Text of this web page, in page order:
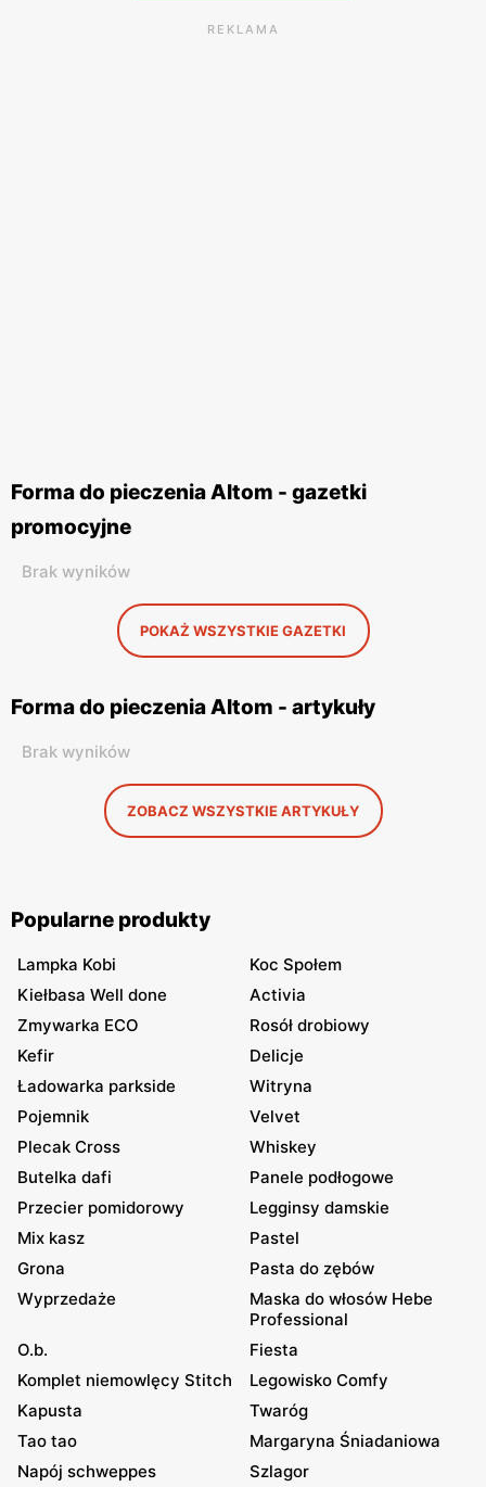
REKLAMA
Forma do pieczenia Altom - gazetki
promocyjne
Brak wyników
POKAŻ WSZYSTKIE GAZETKI
Forma do pieczenia Altom - artykuły
Brak wyników
ZOBACZ WSZYSTKIE ARTYKUŁY
Popularne produkty
Lampka Kobi
Koc Społem
Kiełbasa Well done
Activia
Zmywarka ECO
Rosół drobiowy
Kefir
Delicje
Ładowarka parkside
Witryna
Pojemnik
Velvet
Plecak Cross
Whiskey
Butelka dafi
Panele podłogowe
Przecier pomidorowy
Legginsy damskie
Mix kasz
Pastel
Grona
Pasta do zębów
Wyprzedaże
Maska do włosów Hebe
Professional
O.b.
Fiesta
Komplet niemowlęcy Stitch
Legowisko Comfy
Kapusta
Twaróg
Tao tao
Margaryna Śniadaniowa
Napój schweppes
Szlagor